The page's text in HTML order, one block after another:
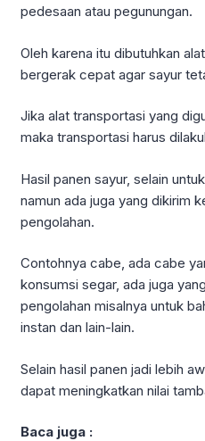
pedesaan atau pegunungan.
Oleh karena itu dibutuhkan
bergerak cepat agar sayur
Jika alat transportasi yang
maka transportasi harus
Hasil panen sayur, selain
namun ada juga yang dikirim
pengolahan.
Contohnya cabe, ada cabe
konsumsi segar, ada juga
pengolahan misalnya untuk
instan dan lain-lain.
Selain hasil panen jadi lebih
dapat meningkatkan nilai
Baca juga :